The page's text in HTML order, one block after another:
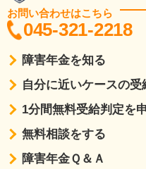
お問い合わせはこちら
045-321-2218
障害年金を知る
自分に近いケースの
1分間無料受給判定を
無料相談をする
障害年金Ｑ＆Ａ